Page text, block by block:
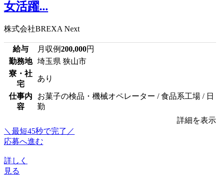
女活躍...
株式会社BREXA Next
給与 月収例200,000円
勤務地
埼玉県 狭山市
寮・社
宅
あり
仕事内
容
お菓子の検品・機械オペレーター / 食品系工場 / 日
勤
詳細を表示
＼最短45秒で完了／
応募へ進む
詳しく
見る